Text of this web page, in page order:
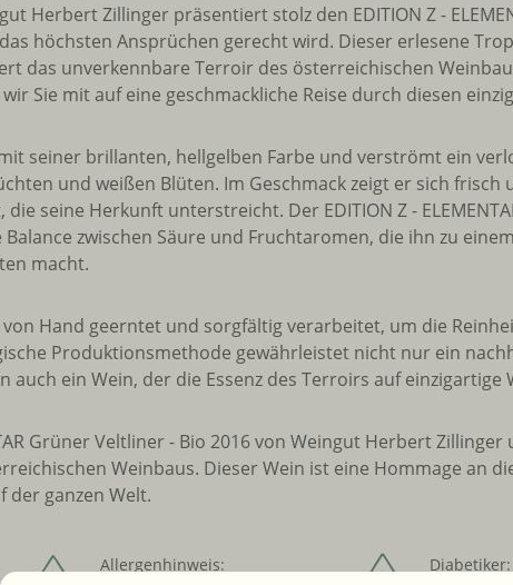
Herbert Zillinger präsentiert stolz den EDITION Z -
höchsten Ansprüchen gerecht wird. Dieser erlesene
das unverkennbare Terroir des österreichischen
Sie mit auf eine geschmackliche Reise durch diesen
seiner brillanten, hellgelben Farbe und verströmt ein
und weißen Blüten. Im Geschmack zeigt er sich frisch
seine Herkunft unterstreicht. Der EDITION Z -
zwischen Säure und Fruchtaromen, die ihn zu
macht.
Hand geerntet und sorgfältig verarbeitet, um die
Produktionsmethode gewährleistet nicht nur ein
ein Wein, der die Essenz des Terroirs auf einzigartige
Grüner Veltliner - Bio 2016 von Weingut Herbert Zillinger
Weinbaus. Dieser Wein ist eine Hommage an
der ganzen Welt.
Allergenhinweis: Diabetiker: